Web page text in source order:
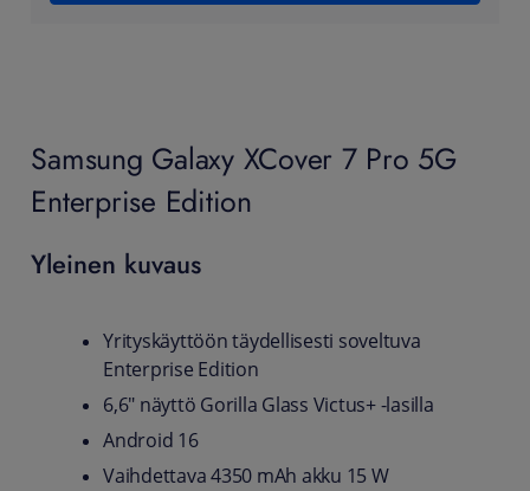
Samsung Galaxy XCover 7 Pro 5G
Enterprise Edition
Yleinen kuvaus
Yrityskäyttöön täydellisesti soveltuva
Enterprise Edition
6,6" näyttö Gorilla Glass Victus+ -lasilla
Android 16
Vaihdettava 4350 mAh akku 15 W